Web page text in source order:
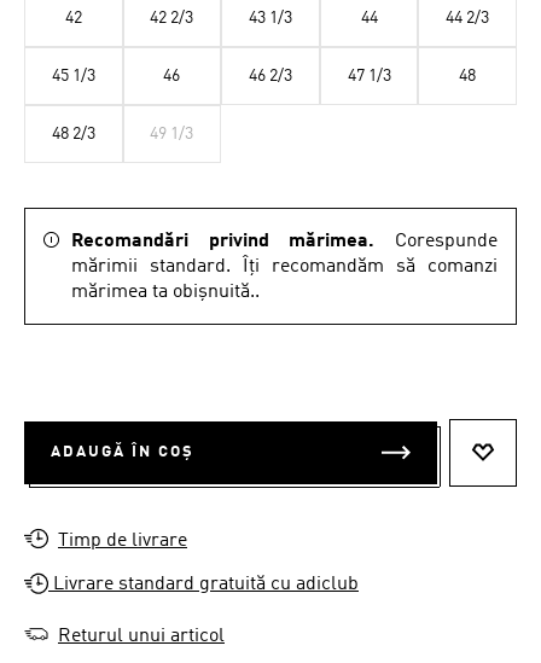
42 42 2/3 43 1/3 44 44 2/3
45 1/3 46 46 2/3 47 1/3 48
48 2/3 49 1/3
Recomandări privind mărimea. Corespunde
mărimii standard. Îți recomandăm să comanzi
mărimea ta obișnuită..
ADAUGĂ ÎN COȘ
Timp de livrare
Livrare standard gratuită cu adiclub
Returul unui articol